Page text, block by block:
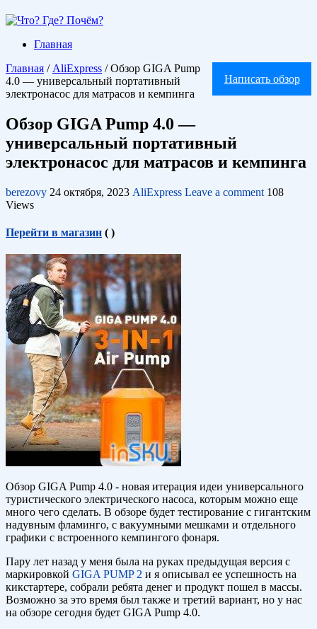
Главная
Написать обзор
Главная / AliExpress / Обзор GIGA Pump
4.0 — универсальный портативный
электронасос для матрасов и кемпинга
Обзор GIGA Pump 4.0 —
универсальный портативный
электронасос для матрасов и кемпинга
berezovy 24 октября, 2023 AliExpress Leave a comment 108
Views
Перейти в магазин ( )
Обзор GIGA Pump 4.0 - новая итерация идеи универсального
туристического электрического насоса, которым можно еще
много чего сделать. В обзоре будет тестирование с гигантским
надувным фламинго, с вакуумными мешками и отдельного
графики с встроенного кемпингого фонаря.
Пару лет назад у меня была на руках предыдущая версия с
маркировкой GIGA PUMP 2 и я описывал ее успешность на
кикстартере, собрали ребята денег и продукт пошел в массы.
Возможно за это время был также и третий вариант, но у нас
на обзоре сегодня будет GIGA Pump 4.0.